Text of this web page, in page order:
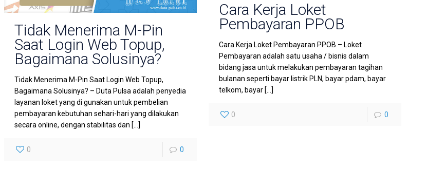
Cara Kerja Loket
Pembayaran PPOB
Cara Kerja Loket Pembayaran PPOB – Loket
Pembayaran adalah satu usaha / bisnis dalam
bidang jasa untuk melakukan pembayaran tagihan
bulanan seperti bayar listrik PLN, bayar pdam, bayar
telkom, bayar […]
0 0
Tidak Menerima M-Pin
Saat Login Web Topup,
Bagaimana Solusinya?
Tidak Menerima M-Pin Saat Login Web Topup,
Bagaimana Solusinya? – Duta Pulsa adalah penyedia
layanan loket yang di gunakan untuk pembelian
pembayaran kebutuhan sehari-hari yang dilakukan
secara online, dengan stabilitas dan […]
0 0